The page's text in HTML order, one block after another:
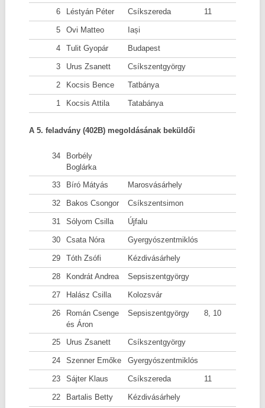
6 Léstyán Péter Csíkszereda 11
5 Ovi Matteo Iași
4 Tulit Gyopár Budapest
3 Urus Zsanett Csíkszentgyörgy
2 Kocsis Bence Tatbánya
1 Kocsis Attila Tatabánya
A 5. feladvány (402B) megoldásának beküldői
34
Borbély
Boglárka
33
Bíró Mátyás Marosvásárhely
32 Bakos Csongor Csíkszentsimon
31 Sólyom Csilla Újfalu
30 Csata Nóra Gyergyószentmiklós
29 Tóth Zsófi Kézdivásárhely
28 Kondrát Andrea Sepsiszentgyörgy
27 Halász Csilla Kolozsvár
26
Román Csenge
és Áron
Sepsiszentgyörgy 8, 10
25 Urus Zsanett Csíkszentgyörgy
24 Szenner Emőke Gyergyószentmiklós
23 Sájter Klaus Csíkszereda 11
22 Bartalis Betty Kézdivásárhely